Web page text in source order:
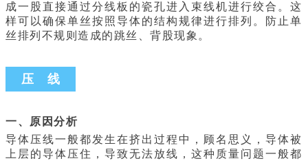
成一股直接通过分线板的瓷孔进入束线机进行绞合。这
样可以确保单丝按照导体的结构规律进行排列。防止单
丝排列不规则造成的跳丝、背股现象。
压 线
一、原因分析
导体压线一般都发生在挤出过程中，顾名思义，导体被
上层的导体压住，导致无法放线，这种质量问题一般都